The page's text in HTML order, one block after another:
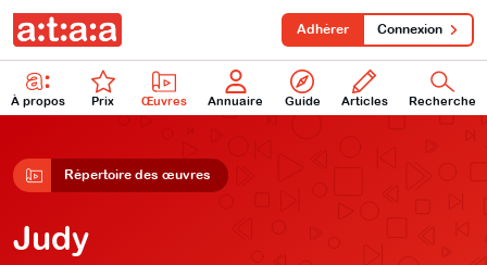
À propos Prix Œuvres Annuaire Guide Articles Recherche
Adhérer Connexion
Répertoire des œuvres
Judy